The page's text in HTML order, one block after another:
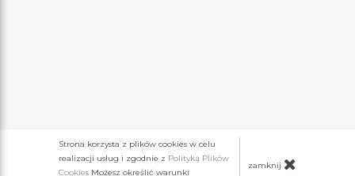
Strona korzysta z plików cookies w celu
realizacji usług i zgodnie z Polityką Plików
Cookies Możesz określić warunki
zamknij